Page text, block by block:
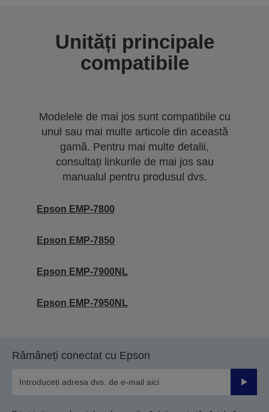
Unități principale
compatibile
Modelele de mai jos sunt compatibile cu
unul sau mai multe articole din această
gamă. Pentru mai multe detalii,
consultați linkurile de mai jos sau
manualul pentru produsul dvs.
Epson EMP-7800
Epson EMP-7850
Epson EMP-7900NL
Epson EMP-7950NL
Rămâneți conectat cu Epson